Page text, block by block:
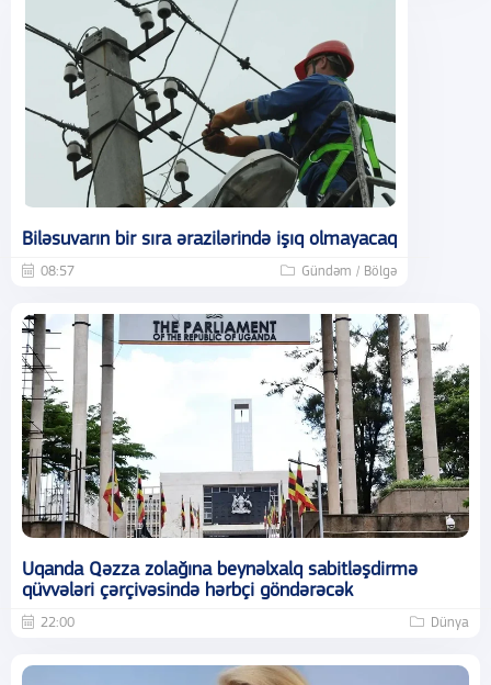
Biləsuvarın bir sıra ərazilərində işıq olmayacaq
08:57 Gündəm / Bölgə
Uqanda Qəzza zolağına beynəlxalq sabitləşdirmə
qüvvələri çərçivəsində hərbçi göndərəcək
22:00 Dünya